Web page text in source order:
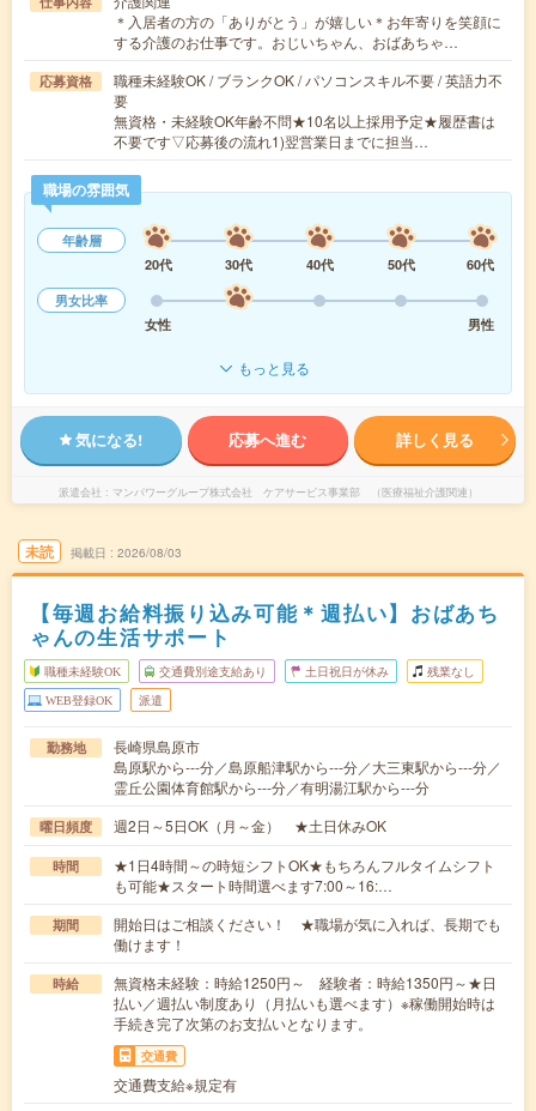
＊入居者の方の「ありがとう」が嬉しい＊お年寄りを笑顔に
する介護のお仕事です。おじいちゃん、おばあちゃ…
応募資格
職種未経験OK / ブランクOK / パソコンスキル不要 / 英語力不
要
無資格・未経験OK年齢不問★10名以上採用予定★履歴書は
不要です▽応募後の流れ1)翌営業日までに担当…
職場の雰囲気
年齢層
20代
30代 40代 50代
60代
男女比率
女性
男性
もっと見る
気になる! 応募へ進む 詳しく見る
派遣会社 マンパワーグループ株式会社 ケアサービス事業部 （医療福祉介護関連）
未読 掲載日 2026/08/03
【毎週お給料振り込み可能＊週払い】おばあち
ゃんの生活サポート
職種未経験OK 交通費別途支給あり 土日祝日が休み 残業なし
WEB登録OK 派遣
勤務地
長崎県島原市
島原駅から---分／島原船津駅から---分／大三東駅から---分／
霊丘公園体育館駅から---分／有明湯江駅から---分
曜日頻度 週2日～5日OK（月～金） ★土日休みOK
時間
★1日4時間～の時短シフトOK★もちろんフルタイムシフト
も可能★スタート時間選べます7:00～16:…
期間
開始日はご相談ください！ ★職場が気に入れば、長期でも
働けます！
時給
無資格未経験：時給1250円～ 経験者：時給1350円～★日
払い／週払い制度あり（月払いも選べます）※稼働開始時は
手続き完了次第のお支払いとなります。
交通費
交通費支給※規定有